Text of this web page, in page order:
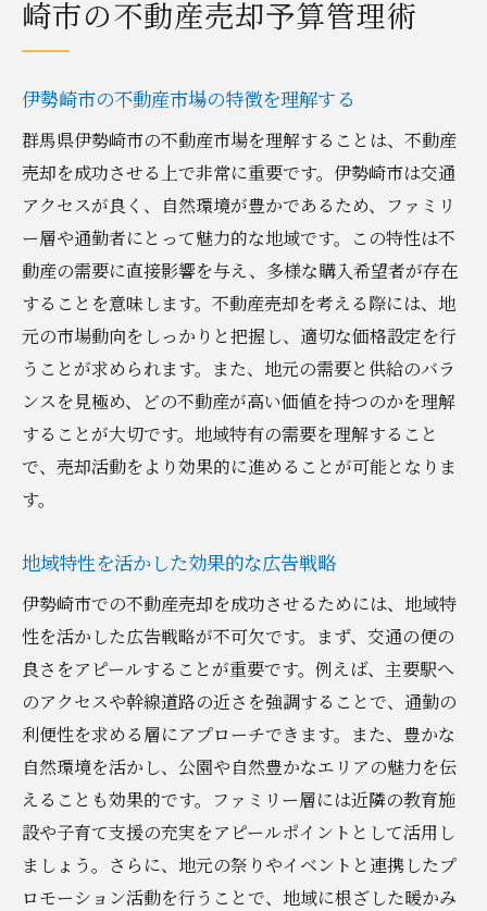
崎市の不動産売却予算管理術
伊勢崎市の不動産市場の特徴を理解する
群馬県伊勢崎市の不動産市場を理解することは、不動産
売却を成功させる上で非常に重要です。伊勢崎市は交通
アクセスが良く、自然環境が豊かであるため、ファミリ
ー層や通勤者にとって魅力的な地域です。この特性は不
動産の需要に直接影響を与え、多様な購入希望者が存在
することを意味します。不動産売却を考える際には、地
元の市場動向をしっかりと把握し、適切な価格設定を行
うことが求められます。また、地元の需要と供給のバラ
ンスを見極め、どの不動産が高い価値を持つのかを理解
することが大切です。地域特有の需要を理解すること
で、売却活動をより効果的に進めることが可能となりま
す。
地域特性を活かした効果的な広告戦略
伊勢崎市での不動産売却を成功させるためには、地域特
性を活かした広告戦略が不可欠です。まず、交通の便の
良さをアピールすることが重要です。例えば、主要駅へ
のアクセスや幹線道路の近さを強調することで、通勤の
利便性を求める層にアプローチできます。また、豊かな
自然環境を活かし、公園や自然豊かなエリアの魅力を伝
えることも効果的です。ファミリー層には近隣の教育施
設や子育て支援の充実をアピールポイントとして活用し
ましょう。さらに、地元の祭りやイベントと連携したプ
ロモーション活動を行うことで、地域に根ざした暖かみ